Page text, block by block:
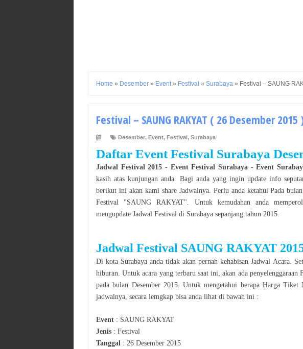
Home » Desember » Event » Festival » Surabaya » Festival – SAUNG
Festival – SAUNG RAKYAT ( 26 Desember 2015
Desember, Event, Festival, Surabaya
Daftar Event Festival Surabaya
Jadwal Festival 2015 - EventFestival Surabaya - Event
kasih atas kunjungan anda. Bagi anda yang ingin update info
berikut ini akan kami share Jadwalnya. Perlu anda ketahui Pada
Festival "SAUNG RAKYAT". Untuk kemudahan anda
mengupdate Jadwal Festival di Surabaya sepanjang tahun 2015
Jadwal Festival SAUNG RAKYAT
Di kota Surabaya anda tidak akan pernah kehabisan Jadwal Acara.
hiburan. Untuk acara yang terbaru saat ini, akan ada penyelenggaraan
pada bulan Desember 2015. Untuk mengetahui berapa Harga
jadwalnya, secara lemgkap bisa anda lihat di bawah ini :
Event : SAUNG RAKYAT
Jenis : Festival
Tanggal : 26 Desember 2015